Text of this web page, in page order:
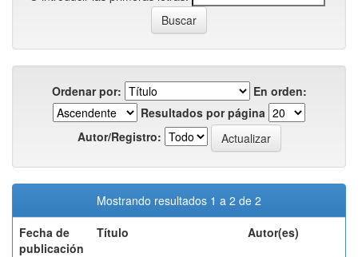
Ordenar por:
En orden:
Resultados por página
Autor/Registro:
Mostrando resultados 1 a 2 de 2
Fecha de
publicación
Título Autor(es)